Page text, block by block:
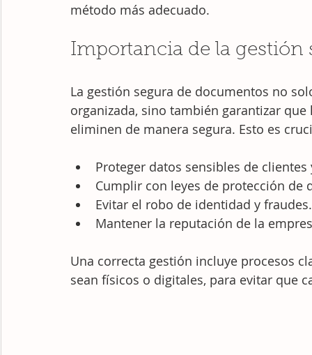
método más adecuado.
Importancia de la gestión
La gestión segura de documentos no
organizada, sino también garantizar
eliminen de manera segura. Esto es
Proteger datos sensibles de
Cumplir con leyes de protección de
Evitar el robo de identidad y fraudes.
Mantener la reputación de la
Una correcta gestión incluye procesos
sean físicos o digitales, para evitar que